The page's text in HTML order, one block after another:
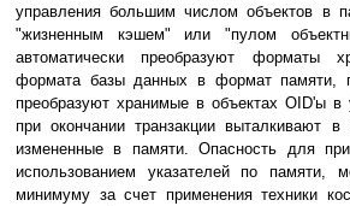
управления большим числом объектов в
"жизненным кэшем" или "пулом
автоматически преобразуют форматы
формата базы данных в формат памяти,
преобразуют хранимые в объектах OID'ы в
при окончании транзакции выталкивают
измененные в памяти. Опасность для
использованием указателей по памяти,
минимуму за счет применения техники